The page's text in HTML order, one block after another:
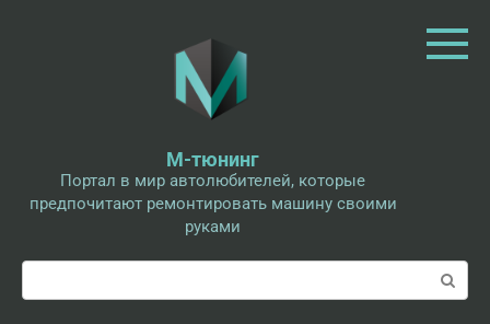
М-тюнинг
Портал в мир автолюбителей, которые
предпочитают ремонтировать машину своими
руками
Поиск: